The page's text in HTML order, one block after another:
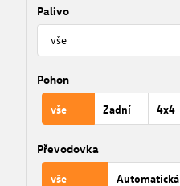
Palivo
Pohon
vše Zadní 4x4
Převodovka
vše Automatická